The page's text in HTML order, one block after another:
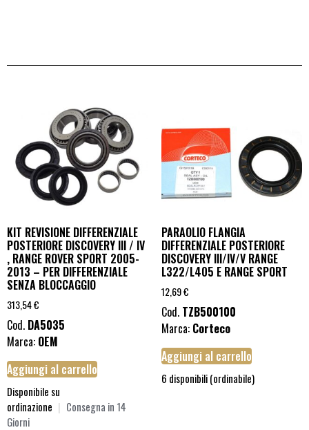
KIT REVISIONE DIFFERENZIALE
POSTERIORE DISCOVERY III / IV
, RANGE ROVER SPORT 2005-
2013 – PER DIFFERENZIALE
SENZA BLOCCAGGIO
313,54€
Cod. DA5035
Marca: OEM
Aggiungi al carrello
Disponibile su
ordinazione | Consegna in 14
Giorni
PARAOLIO FLANGIA
DIFFERENZIALE POSTERIORE
DISCOVERY III/IV/V RANGE
L322/L405 E RANGE SPORT
12,69€
Cod. TZB500100
Marca: Corteco
Aggiungi al carrello
6 disponibili (ordinabile)